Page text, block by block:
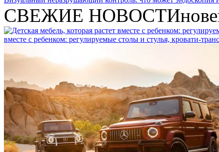
СВЕЖИЕ НОВОСТИ
вместе с ребенком: регулируемые столы и стулья, кровати-